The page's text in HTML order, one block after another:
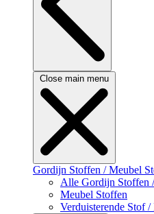
Close main menu
Gordijn Stoffen / Meubel
Alle Gordijn Stoffen
Meubel Stoffen
Verduisterende Stof